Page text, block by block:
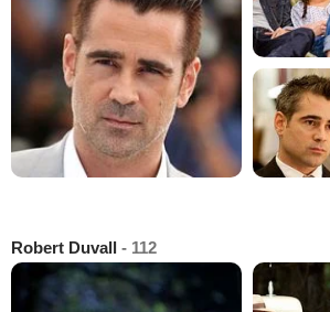
Robert Duvall - 112